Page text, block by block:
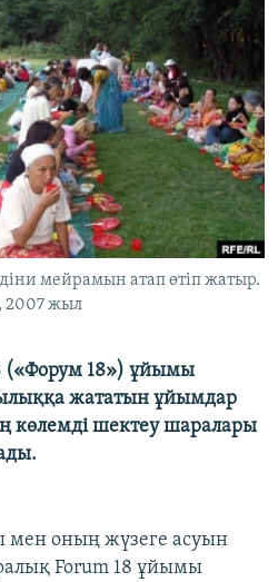
мейрамын атап өтіп жатыр.
2007 жыл
(«Форум 18») ұйымы
жататын ұйымдар
көлемді шектеу шаралары
мен оның жүзеге асуын
Forum 18 ұйымы